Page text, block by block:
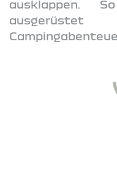
ausklappen.